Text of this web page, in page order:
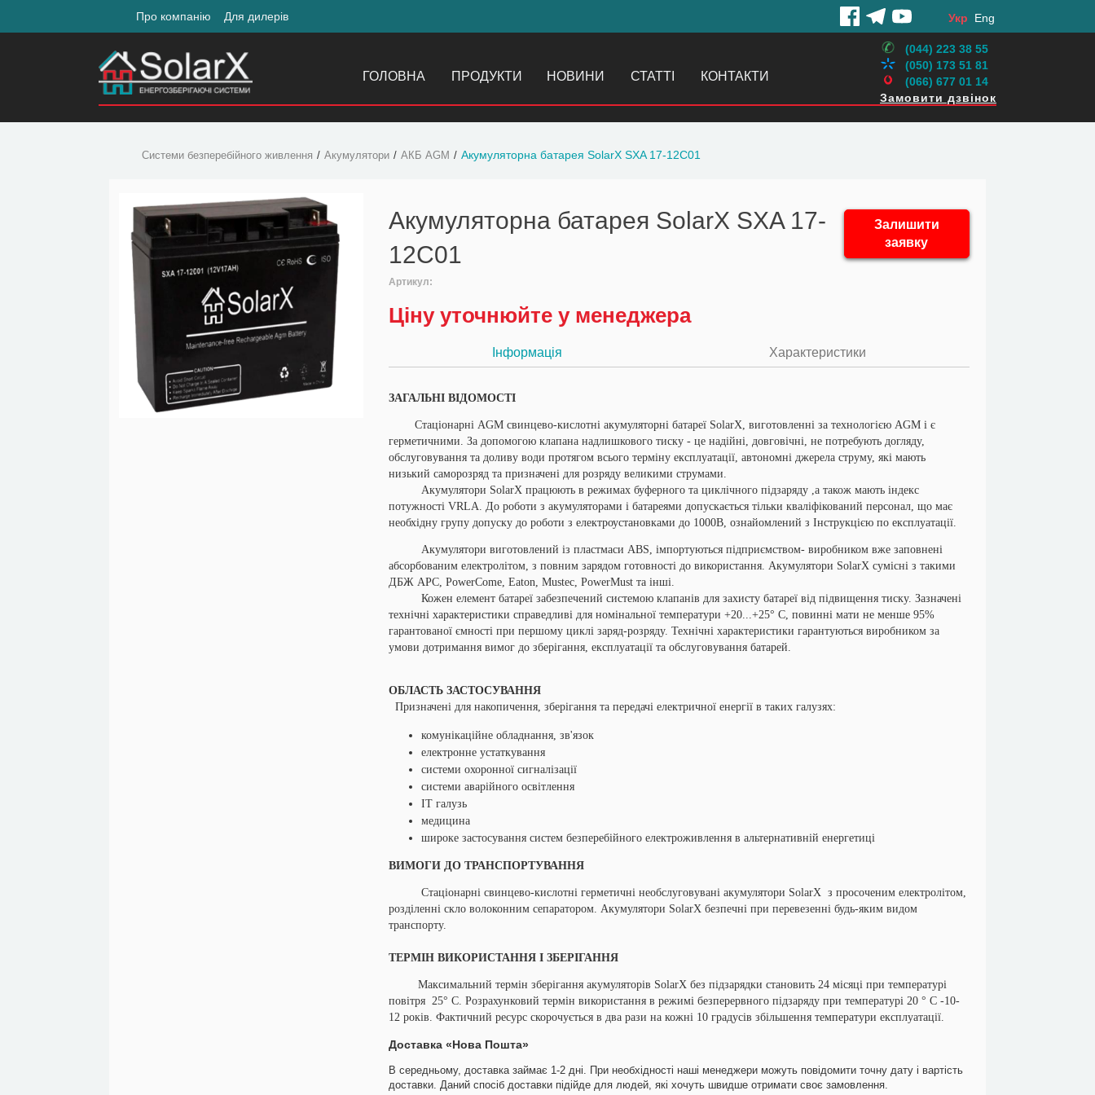
Про компанію Для дилерів Укр Eng
ГОЛОВНА ПРОДУКТИ НОВИНИ СТАТТІ КОНТАКТИ
(044) 223 38 55
(050) 173 51 81
(066) 677 01 14
Замовити дзвінок
Системи безперебійного живлення Акумулятори АКБ AGM Акумуляторна батарея SolarX SXA 17-12C01
Акумуляторна батарея SolarX SXA 17-
12C01
Залишити
заявку
Артикул:
Ціну уточнюйте у менеджера
Інформація Характеристики
ЗАГАЛЬНІ ВІДОМОСТІ
Стаціонарні AGM свинцево-кислотні акумуляторні батареї SolarX, виготовленні за технологією AGM і є
герметичними. За допомогою клапана надлишкового тиску - це надійні, довговічні, не потребують догляду,
обслуговування та доливу води протягом всього терміну експлуатації, автономні джерела струму, які мають
низький саморозряд та призначені для розряду великими струмами.
Акумулятори SolarX працюють в режимах буферного та циклічного підзаряду ,а також мають індекс
потужності VRLA. До роботи з акумуляторами і батареями допускається тільки кваліфікований персонал, що має
необхідну групу допуску до роботи з електроустановками до 1000В, ознайомлений з Інструкцією по експлуатації.
Акумулятори виготовлений із пластмаси ABS, імпортуються підприємством- виробником вже заповнені
абсорбованим електролітом, з повним зарядом готовності до використання. Акумулятори SolarX сумісні з такими
ДБЖ АРС, PowerCome, Eaton, Mustec, PowerMust та інші.
Кожен елемент батареї забезпечений системою клапанів для захисту батареї від підвищення тиску. Зазначені
технічні характеристики справедливі для номінальної температури +20...+25° С, повинні мати не менше 95%
гарантованої ємності при першому циклі заряд-розряду. Технічні характеристики гарантуються виробником за
умови дотримання вимог до зберігання, експлуатації та обслуговування батарей.
ОБЛАСТЬ ЗАСТОСУВАННЯ
Призначені для накопичення, зберігання та передачі електричної енергії в таких галузях:
комунікаційне обладнання, зв'язок
електронне устаткування
системи охоронної сигналізації
системи аварійного освітлення
ІТ галузь
медицина
широке застосування систем безперебійного електроживлення в альтернативній енергетиці
ВИМОГИ ДО ТРАНСПОРТУВАННЯ
Стаціонарні свинцево-кислотні герметичні необслуговувані акумулятори SolarX з просоченим електролітом,
розділенні скло волоконним сепаратором. Акумулятори SolarX безпечні при перевезенні будь-яким видом
транспорту.
ТЕРМІН ВИКОРИСТАННЯ І ЗБЕРІГАННЯ
Максимальний термін зберігання акумуляторів SolarX без підзарядки становить 24 місяці при температурі
повітря 25° С. Розрахунковий термін використання в режимі безперервного підзаряду при температурі 20 ° С -10-
12 років. Фактичний ресурс скорочується в два рази на кожні 10 градусів збільшення температури експлуатації.
Доставка «Нова Пошта»
В середньому, доставка займає 1-2 дні. При необхідності наші менеджери можуть повідомити точну дату і вартість
доставки. Даний спосіб доставки підійде для людей, які хочуть швидше отримати своє замовлення.